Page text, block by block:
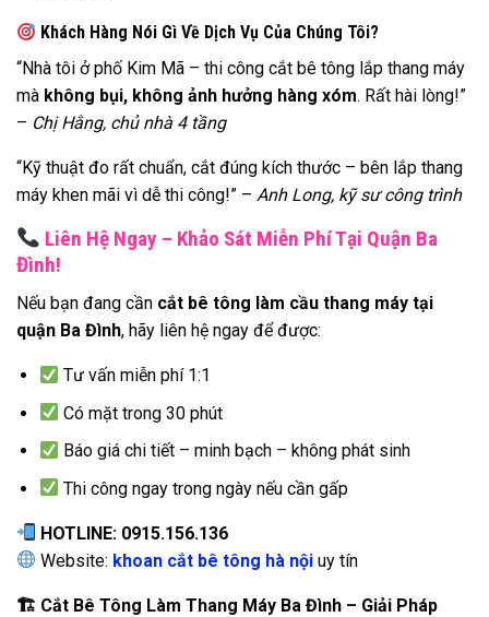
Khách Hàng Nói Gì Về Dịch Vụ Của Chúng Tôi?
“Nhà tôi ở phố Kim Mã – thi công cắt bê tông lắp thang máy
mà không bụi, không ảnh hưởng hàng xóm. Rất hài lòng!”
– Chị Hằng, chủ nhà 4 tầng
“Kỹ thuật đo rất chuẩn, cắt đúng kích thước – bên lắp thang
máy khen mãi vì dễ thi công!” – Anh Long, kỹ sư công trình
Liên Hệ Ngay – Khảo Sát Miễn Phí Tại Quận Ba
Đình!
Nếu bạn đang cần cắt bê tông làm cầu thang máy tại
quận Ba Đình, hãy liên hệ ngay để được:
Tư vấn miễn phí 1:1
Có mặt trong 30 phút
Báo giá chi tiết – minh bạch – không phát sinh
Thi công ngay trong ngày nếu cần gấp
HOTLINE: 0915.156.136
Website: khoan cắt bê tông hà nội uy tín
🏗 ️ Cắt Bê Tông Làm Thang Máy Ba Đình – Giải Pháp